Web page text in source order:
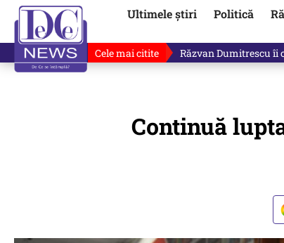
Ultimele știri Politică
Cele mai citite „Dacă facem treaba
Continuă